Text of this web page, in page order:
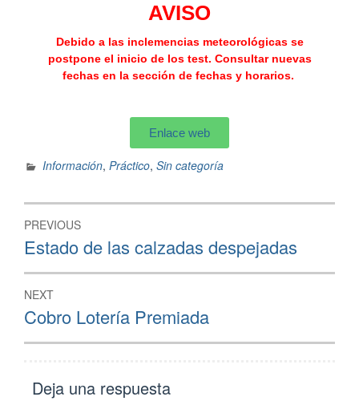
AVISO
Debido a las inclemencias meteorológicas se
postpone el inicio de los test. Consultar nuevas
fechas en la sección de fechas y horarios.
Enlace web
Información, Práctico, Sin categoría
PREVIOUS
Estado de las calzadas despejadas
NEXT
Cobro Lotería Premiada
Deja una respuesta